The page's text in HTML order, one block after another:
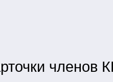
членов